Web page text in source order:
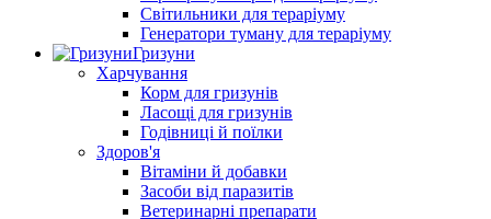
Світильники для тераріуму
Генератори туману для тераріуму
Гризуни
Харчування
Корм для гризунів
Ласощі для гризунів
Годівниці й поїлки
Здоров'я
Вітаміни й добавки
Засоби від паразитів
Ветеринарні препарати